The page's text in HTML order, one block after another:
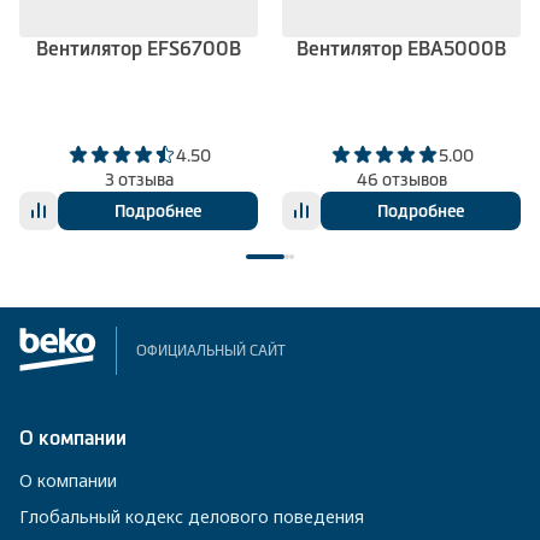
Вентилятор EFS6700B
4.50
3 отзыва
Подробнее
Вентилятор EBA5000B
5.00
46 отзывов
Подробнее
ОФИЦИАЛЬНЫЙ САЙТ
О компании
О компании
Глобальный кодекс делового поведения